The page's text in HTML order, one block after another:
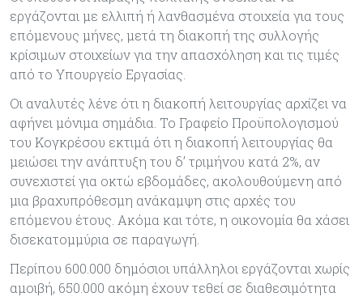
εργάζονται με ελλιπή ή λανθασμένα στοιχεία για τους
επόμενους μήνες, μετά τη διακοπή της συλλογής
κρίσιμων στοιχείων για την απασχόληση και τις τιμές
από το Υπουργείο Εργασίας.
Οι αναλυτές λένε ότι η διακοπή λειτουργίας αρχίζει να
αφήνει μόνιμα σημάδια. Το Γραφείο Προϋπολογισμού
του Κογκρέσου εκτιμά ότι η διακοπή λειτουργίας θα
μειώσει την ανάπτυξη του δ’ τριμήνου κατά 2%, αν
συνεχιστεί για οκτώ εβδομάδες, ακολουθούμενη από
μια βραχυπρόθεσμη ανάκαμψη στις αρχές του
επόμενου έτους. Ακόμα και τότε, η οικονομία θα χάσει
δισεκατομμύρια σε παραγωγή.
Περίπου 600.000 δημόσιοι υπάλληλοι εργάζονται χωρίς
αμοιβή, 650.000 ακόμη έχουν τεθεί σε διαθεσιμότητα